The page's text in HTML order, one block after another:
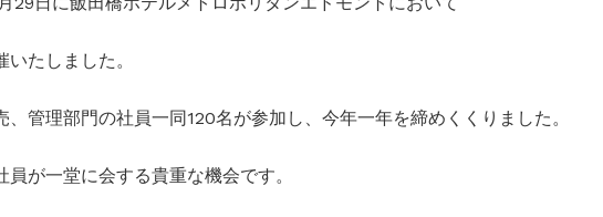
いたしました。
、管理部門の社員一同120名が参加し、今年一年を締めくくりました。
員が一堂に会する貴重な機会です。